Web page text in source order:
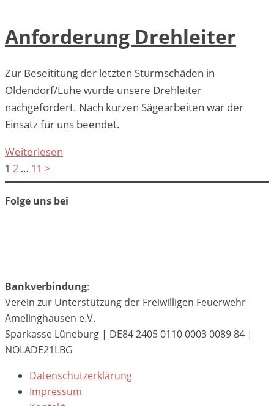
Anforderung Drehleiter
Zur Beseititung der letzten Sturmschäden in
Oldendorf/Luhe wurde unsere Drehleiter
nachgefordert. Nach kurzen Sägearbeiten war der
Einsatz für uns beendet.
Weiterlesen
Seitennummerierung
der
Beiträge
1 2 … 11 >
Folge uns bei
Bankverbindung:
Verein zur Unterstützung der Freiwilligen Feuerwehr
Amelinghausen e.V.
Sparkasse Lüneburg | DE84 2405 0110 0003 0089 84 |
NOLADE21LBG
Datenschutzerklärung
Impressum